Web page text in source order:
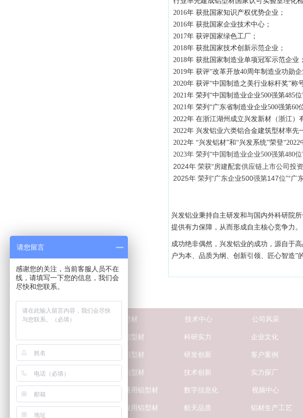
2016年 获批国家知识产权优势企业；
2016年 获批国家企业技术中心；
2017年 获评国家绿色工厂；
2018年 获批国家技术创新示范企业；
2018年 获批国家制造业单项冠军示范企业；
2019年 获评“改革开放40周年制造业功勋企
2020年 获评“中国制造之美行业标杆奖”称
2021年 荣列“中国制造业企业500强第485位
2021年 荣列“广东省制造业企业500强第60
2022年 在浙江湖州成立兴发新材（浙江）
2022年 兴发铝业六类铝合金建筑型材率先
2022年 “兴发铝材”和“兴发系统”荣登
2023年 荣列“中国制造业企业500强第480位
2024年 荣获“房建配套供应链上市公司投
2025年 荣列“广东企业500强第147位”“广
兴发铝业秉持自主研发和与国内外科研院
提供有力保障，从而形成自主核心竞争力。
成功绝非偶然，兴发铝业的成功，源自于
户为本、品质为纲、创新引领、匠心智造”
关于兴发 工业铝型材 技术中心 公司风采
船舶用铝型材 科研实力 企业文化
新闻中心 航天用铝型材 研发创新 客户案例
媒体报道 汽车用铝型材 技术创新 实力探厂
联系我们 轨道交通用铝型材 数字信息化 视频中心
防伪查询 电力行业用铝型材 航天品质 铝材生产工艺
请您留言
感谢您的关注，当前客服人员不在
线，请填写一下您的信息，我们会
尽快和您联系。